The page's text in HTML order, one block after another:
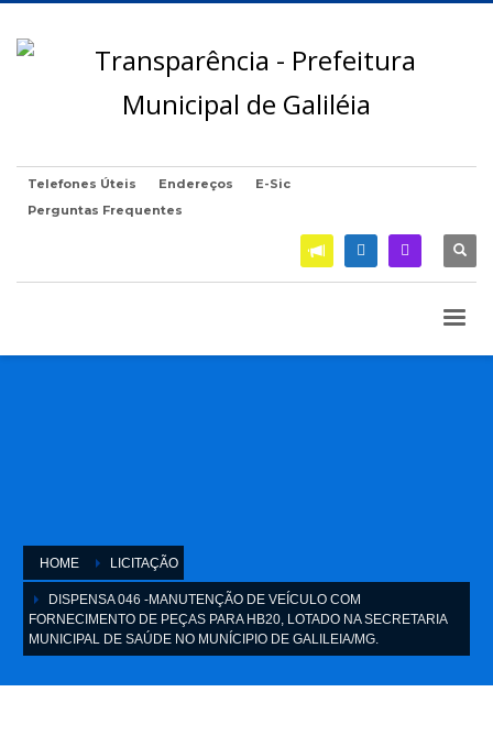
Telefones Úteis Endereços
E-Sic
Perguntas Frequentes
HOME LICITAÇÃO
DISPENSA 046 -MANUTENÇÃO DE VEÍCULO COM
FORNECIMENTO DE PEÇAS PARA HB20, LOTADO NA SECRETARIA
MUNICIPAL DE SAÚDE NO MUNÍCIPIO DE GALILEIA/MG.